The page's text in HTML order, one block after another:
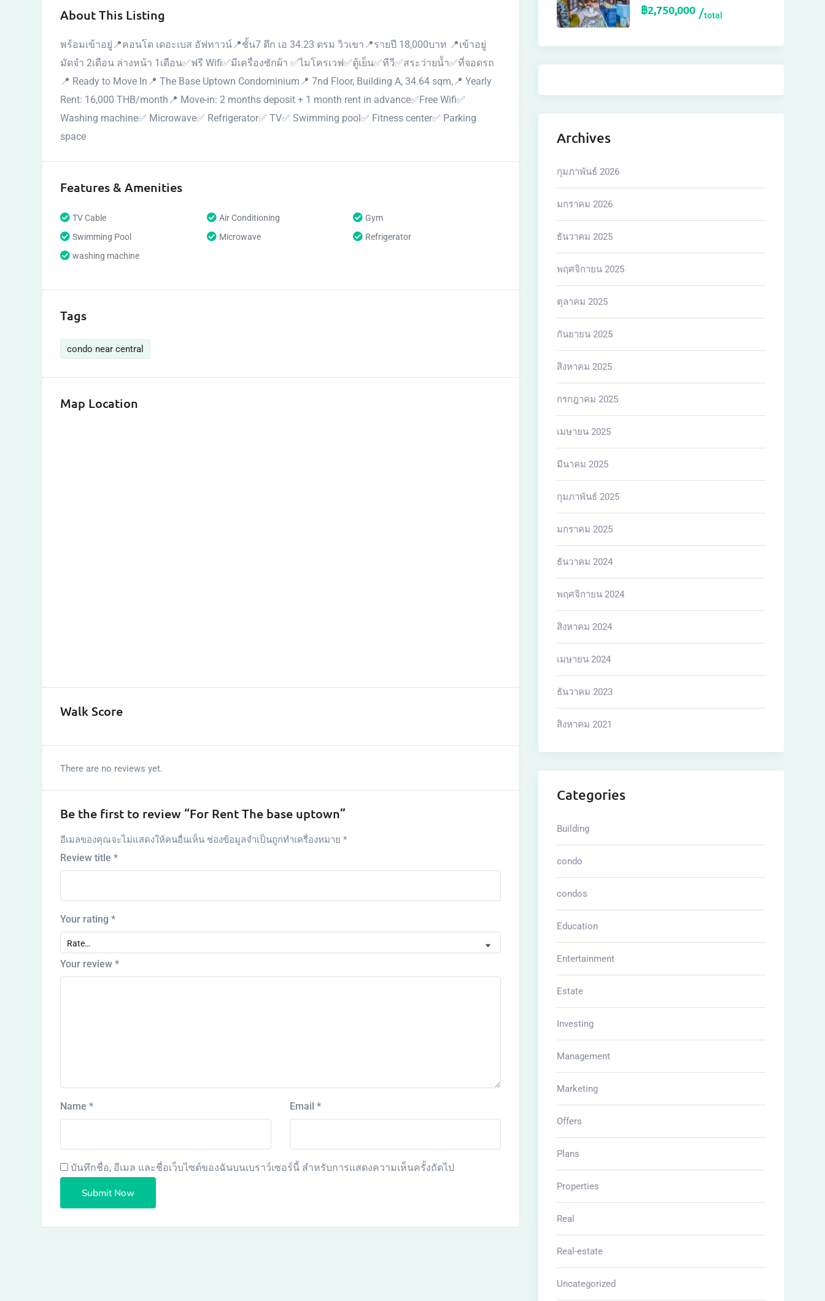
About This Listing
พร้อมเข้าอยู่📍คอนโด เดอะเบส อัฟทาวน์📍ชั้น7 ตึก เอ 34.23 ตรม วิวเขา📍รายปี 18,000บาท 📍เข้าอยู่
มัดจำ 2เดือน ล่างหน้า 1เดือน✅ฟรี Wifi✅มีเครื่องซักผ้า ✅ไมโครเวฟ✅ตู้เย็น✅ทีวี✅สระว่ายน้ำ✅ที่จอดรถ
📍 Ready to Move In📍 The Base Uptown Condominium📍 7nd Floor, Building A, 34.64 sqm,📍 Yearly
Rent: 16,000 THB/month📍 Move-in: 2 months deposit + 1 month rent in advance✅Free Wifi✅
Washing machine✅ Microwave✅ Refrigerator✅ TV✅ Swimming pool✅ Fitness center✅ Parking
space
Features & Amenities
TV Cable Air Conditioning
Gym
Swimming Pool
Microwave
Refrigerator
washing machine
Tags
condo near central
Map Location
Walk Score
There are no reviews yet.
Be the first to review “For Rent The base uptown”
อีเมลของคุณจะไม่แสดงให้คนอื่นเห็น ช่องข้อมูลจำเป็นถูกทำเครื่องหมาย *
Review title *
Your rating *
Your review *
Name * Email *
บันทึกชื่อ, อีเมล และชื่อเว็บไซต์ของฉันบนเบราว์เซอร์นี้ สำหรับการแสดงความเห็นครั้งถัดไป
฿2,750,000 total
Archives
กุมภาพันธ์ 2026
มกราคม 2026
ธันวาคม 2025
พฤศจิกายน 2025
ตุลาคม 2025
กันยายน 2025
สิงหาคม 2025
กรกฎาคม 2025
เมษายน 2025
มีนาคม 2025
กุมภาพันธ์ 2025
มกราคม 2025
ธันวาคม 2024
พฤศจิกายน 2024
สิงหาคม 2024
เมษายน 2024
ธันวาคม 2023
สิงหาคม 2021
Categories
Building
condo
condos
Education
Entertainment
Estate
Investing
Management
Marketing
Offers
Plans
Properties
Real
Real-estate
Uncategorized